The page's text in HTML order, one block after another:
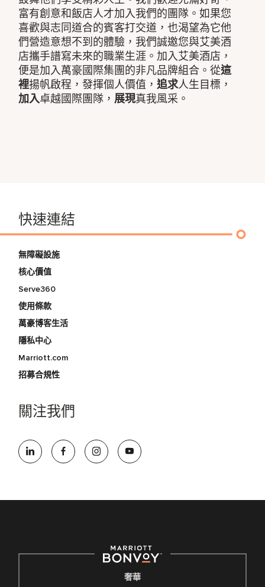
富有創意和飯店人才加入我們的團隊。如果您
喜歡與志同道合的賓客打交道，也渴望為它他
們營造意想不到的體驗，我們誠邀您與艾美酒
店攜手譜寫未來的職業生涯。加入艾美酒店，
便是加入萬豪國際集團的非凡品牌組合。從這
裡揚帆啟程，發揮個人價值，追求人生目標，
加入卓越國際團隊， 展現真我風采。
快速連結
無障礙設施
核心價值
Serve360
使用條款
萬豪博客生活
隱私中心
Marriott.com
招募合規性
關注我們
奢華